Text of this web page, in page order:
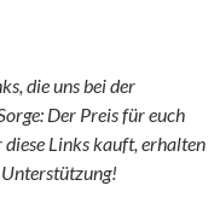
die uns bei der
Der Preis für euch
Links kauft, erhalten